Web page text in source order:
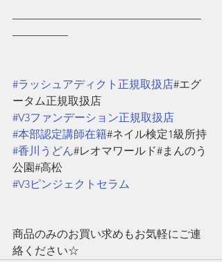
—————————————————
—————
#ラッシュアディクト正規取扱店#エグ
ータム正規取扱店
#V3ファンデーション正規取扱店
#本部認定講師在籍#ネイル検定1級所持
#香川うどん#レオマワールド#まんのう
公園#高松
#V3ピンジェクトセラム
商品のみのお買い求めもお気軽にご連
絡ください☆